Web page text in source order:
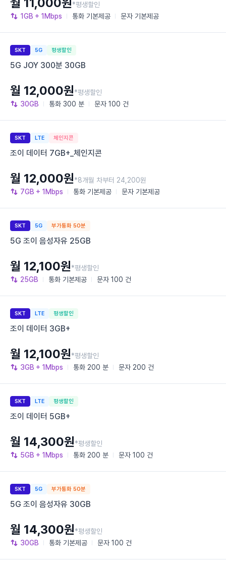
1GB + 1Mbps 통화 기본제공 문자 기본제공
*평생할인
SKT 5G 평생할인
5G JOY 300분 30GB
30GB 통화 300 분 문자 100 건
월 12,000원*평생할인
SKT LTE 체인지콘
조이 데이터 7GB+_체인지콘
7GB + 1Mbps 통화 기본제공 문자 기본제공
월 12,000원*8개월 차부터 24,200원
SKT 5G 부가통화 50분
5G 조이 음성자유 25GB
25GB 통화 기본제공 문자 100 건
월 12,100원*평생할인
SKT LTE 평생할인
조이 데이터 3GB+
3GB + 1Mbps 통화 200 분 문자 200 건
월 12,100원*평생할인
SKT LTE 평생할인
조이 데이터 5GB+
5GB + 1Mbps 통화 200 분 문자 100 건
월 14,300원*평생할인
SKT 5G 부가통화 50분
5G 조이 음성자유 30GB
30GB 통화 기본제공 문자 100 건
월 14,300원*평생할인